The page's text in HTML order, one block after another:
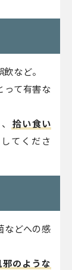
など。
って有害な
拾い食い
てくださ
などへの感
邪のような